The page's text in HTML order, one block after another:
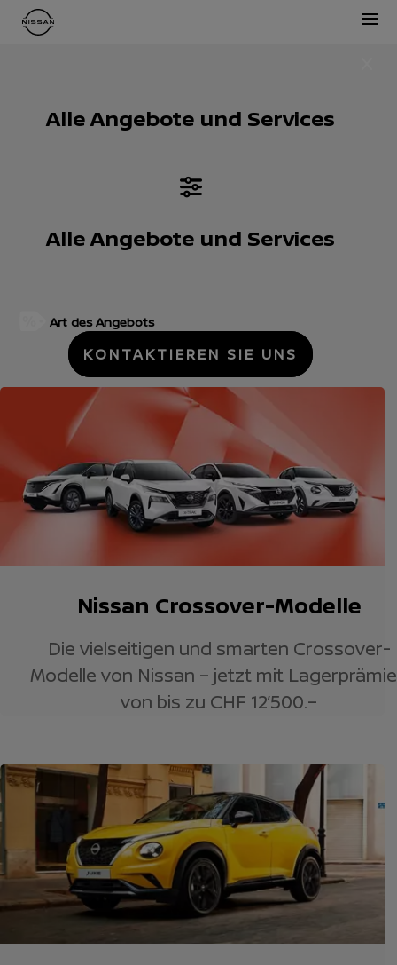
Alle Angebote und Services
Alle Angebote und Services
Art des Angebots
KONTAKTIEREN SIE UNS
Nissan Crossover-Modelle
Die vielseitigen und smarten Crossover-
Modelle von Nissan – jetzt mit
von bis zu CHF 12’500.–
≡